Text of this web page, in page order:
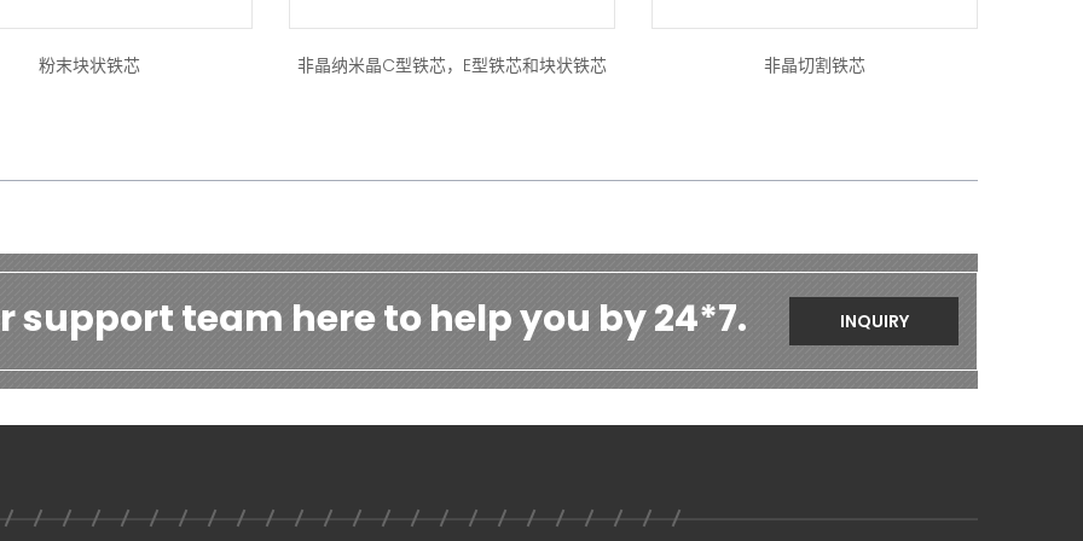
粉末块状铁芯 非晶纳米晶C型铁芯，E型铁芯和块状铁芯 非晶切割铁芯
support team here to help you by 24*7. INQUIRY